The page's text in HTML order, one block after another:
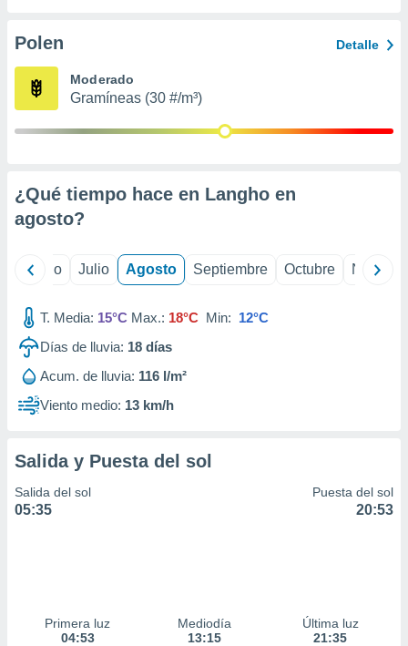
e
mediante
de
1199
Polen Detalle
Moderado
Gramíneas (30 #/m³)
¿Qué tiempo hace en Langho en
agosto?
Junio Julio Agosto Septiembre Octubre
T. Media: 15°C Max.: 18°C Min: 12°C
Días de lluvia: 18 días
Acum. de lluvia: 116 l/m²
Viento medio: 13 km/h
Salida y Puesta del sol
Salida del sol
05:35
Puesta del sol
20:53
Primera luz
04:53
Mediodía
13:15
Última luz
21:35